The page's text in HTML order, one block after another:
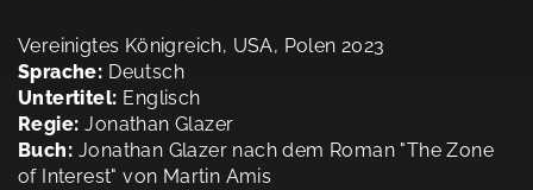
Vereinigtes Königreich, USA, Polen 2023
Sprache: Deutsch
Untertitel: Englisch
Regie: Jonathan Glazer
Buch: Jonathan Glazer nach dem Roman "The Zone
of Interest" von Martin Amis